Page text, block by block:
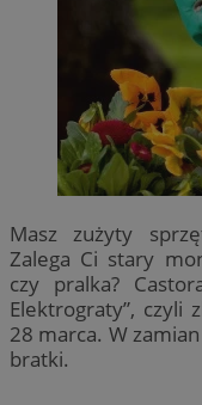
Masz zużyty
Zalega Ci stary
czy pralka?
Elektrograty”, czyli
28 marca. W
bratki.